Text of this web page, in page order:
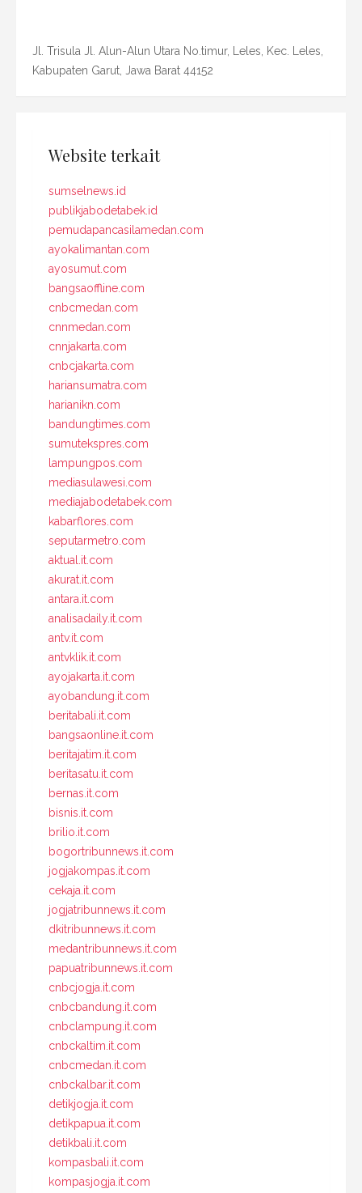
Jl. Trisula Jl. Alun-Alun Utara No.timur, Leles, Kec. Leles,
Kabupaten Garut, Jawa Barat 44152
Website terkait
sumselnews.id
publikjabodetabek.id
pemudapancasilamedan.com
ayokalimantan.com
ayosumut.com
bangsaoffline.com
cnbcmedan.com
cnnmedan.com
cnnjakarta.com
cnbcjakarta.com
hariansumatra.com
harianikn.com
bandungtimes.com
sumutekspres.com
lampungpos.com
mediasulawesi.com
mediajabodetabek.com
kabarflores.com
seputarmetro.com
aktual.it.com
akurat.it.com
antara.it.com
analisadaily.it.com
antv.it.com
antvklik.it.com
ayojakarta.it.com
ayobandung.it.com
beritabali.it.com
bangsaonline.it.com
beritajatim.it.com
beritasatu.it.com
bernas.it.com
bisnis.it.com
brilio.it.com
bogortribunnews.it.com
jogjakompas.it.com
cekaja.it.com
jogjatribunnews.it.com
dkitribunnews.it.com
medantribunnews.it.com
papuatribunnews.it.com
cnbcjogja.it.com
cnbcbandung.it.com
cnbclampung.it.com
cnbckaltim.it.com
cnbcmedan.it.com
cnbckalbar.it.com
detikjogja.it.com
detikpapua.it.com
detikbali.it.com
kompasbali.it.com
kompasjogja.it.com